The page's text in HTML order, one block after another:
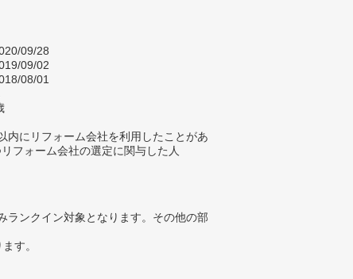
09/28
09/02
08/01
内にリフォーム会社を利用したことがあ
リフォーム会社の選定に関与した人
ンクイン対象となります。その他の部
す。